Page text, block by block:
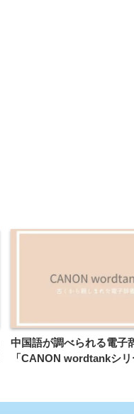
中国語が調べられる電子
「CANON wordtankシ